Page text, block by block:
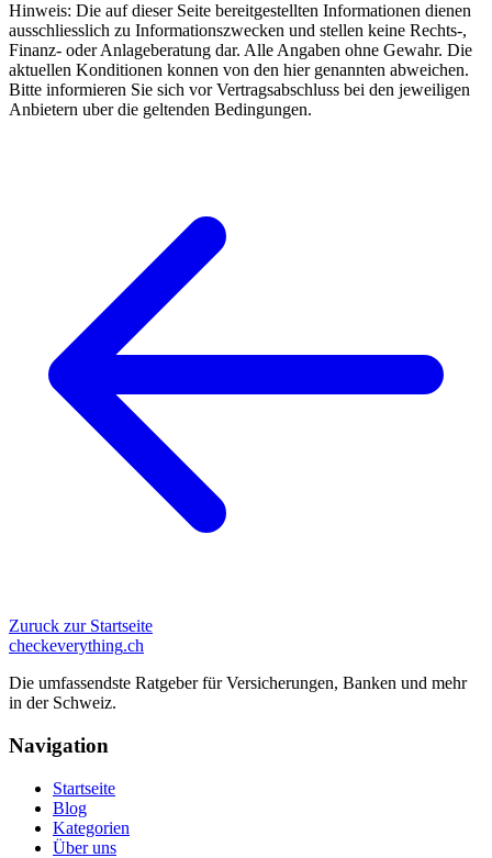
Hinweis: Die auf dieser Seite bereitgestellten Informationen dienen
ausschliesslich zu Informationszwecken und stellen keine Rechts-,
Finanz- oder Anlageberatung dar. Alle Angaben ohne Gewahr. Die
aktuellen Konditionen konnen von den hier genannten abweichen.
Bitte informieren Sie sich vor Vertragsabschluss bei den jeweiligen
Anbietern uber die geltenden Bedingungen.
Zuruck zur Startseite
checkeverything.ch
Die umfassendste Ratgeber für Versicherungen, Banken und mehr
in der Schweiz.
Navigation
Startseite
Blog
Kategorien
Über uns